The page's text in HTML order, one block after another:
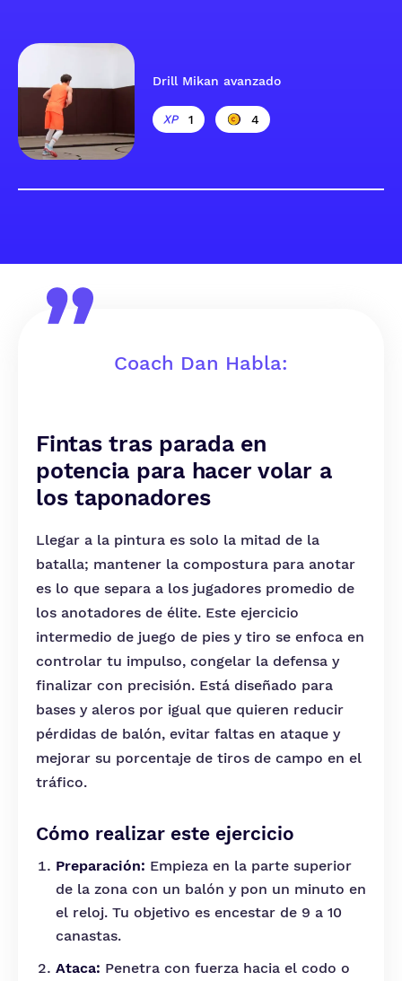
Drill Mikan avanzado
1 4
Coach Dan Habla:
Fintas tras parada en
potencia para hacer volar a
los taponadores
Llegar a la pintura es solo la mitad de la
batalla; mantener la compostura para anotar
es lo que separa a los jugadores promedio de
los anotadores de élite. Este ejercicio
intermedio de juego de pies y tiro se enfoca en
controlar tu impulso, congelar la defensa y
finalizar con precisión. Está diseñado para
bases y aleros por igual que quieren reducir
pérdidas de balón, evitar faltas en ataque y
mejorar su porcentaje de tiros de campo en el
tráfico.
Cómo realizar este ejercicio
Preparación: Empieza en la parte superior
de la zona con un balón y pon un minuto en
el reloj. Tu objetivo es encestar de 9 a 10
canastas.
Ataca: Penetra con fuerza hacia el codo o